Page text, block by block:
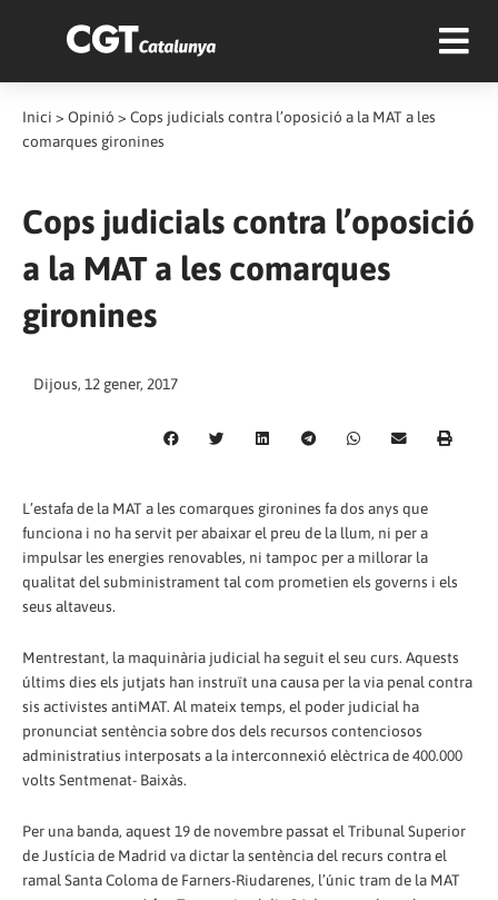
Inici > Opinió > Cops judicials contra l’oposició a la MAT a les
comarques gironines
Cops judicials contra l’oposició
a la MAT a les comarques
gironines
Dijous, 12 gener, 2017
L’estafa de la MAT a les comarques gironines fa dos anys que
funciona i no ha servit per abaixar el preu de la llum, ni per a
impulsar les energies renovables, ni tampoc per a millorar la
qualitat del subministrament tal com prometien els governs i els
seus altaveus.
Mentrestant, la maquinària judicial ha seguit el seu curs. Aquests
últims dies els jutjats han instruït una causa per la via penal contra
sis activistes antiMAT. Al mateix temps, el poder judicial ha
pronunciat sentència sobre dos dels recursos contenciosos
administratius interposats a la interconnexió elèctrica de 400.000
volts Sentmenat- Baixàs.
Per una banda, aquest 19 de novembre passat el Tribunal Superior
de Justícia de Madrid va dictar la sentència del recurs contra el
ramal Santa Coloma de Farners-Riudarenes, l’únic tram de la MAT